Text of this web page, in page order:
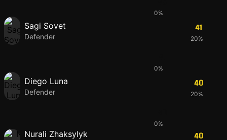
0%
Sagi Sovet
Defender
41
20%
0%
Diego Luna
Defender
40
20%
0%
Nurali Zhaksylyk 40